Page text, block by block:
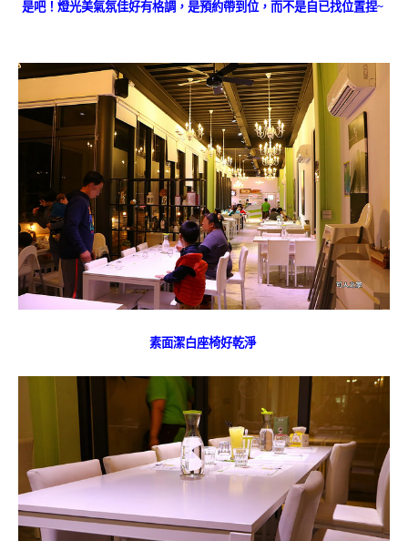
是吧！燈光美氣氛佳好有格調，是預約帶到位，而不是自已找位置捏~
素面潔白座椅好乾淨